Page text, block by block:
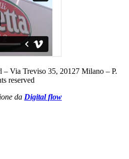
Via Treviso 35, 20127 Milano – P.
reserved
da Digital flow